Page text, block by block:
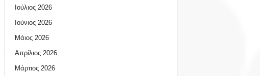
Ιούλιος 2026
Ιούνιος 2026
Μάιος 2026
Απρίλιος 2026
Μάρτιος 2026